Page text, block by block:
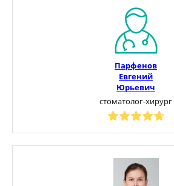
Парфенов
Евгений
Юрьевич
стоматолог-хирург